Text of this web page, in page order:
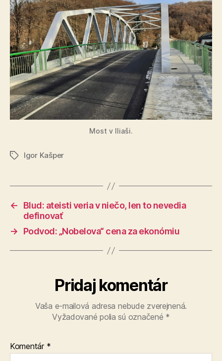
Most v Iliaši.
ZnačkyIgor Kašper
←
Blud: ateisti veria v niečo, len to nevedia
definovať
→
Podvod: „Nobelova“ cena za ekonómiu
Pridaj komentár
Vaša e-mailová adresa nebude zverejnená.
Vyžadované polia sú označené *
Komentár *